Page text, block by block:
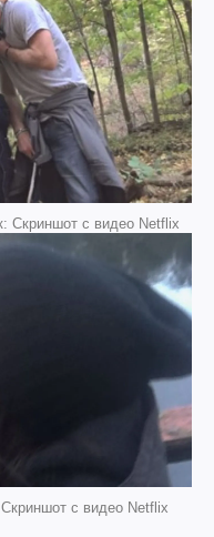
Скриншот с видео Netflix
с видео Netflix